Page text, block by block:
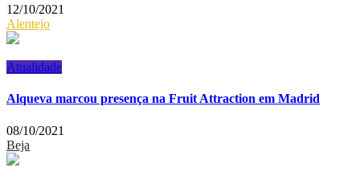
12/10/2021
Alentejo
Atualidade
Alqueva marcou presença na Fruit Attraction em Madrid
08/10/2021
Beja